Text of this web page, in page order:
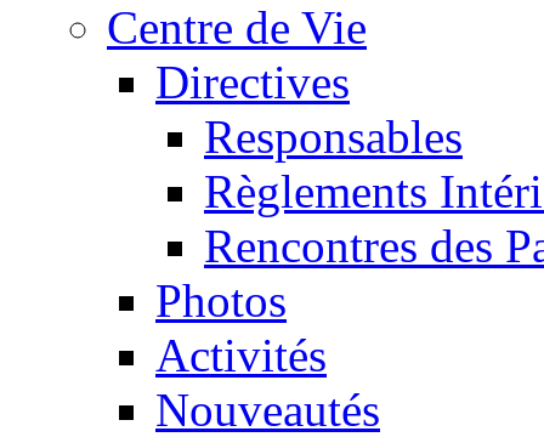
Centre de Vie
Directives
Responsables
Règlements
Rencontres des
Photos
Activités
Nouveautés